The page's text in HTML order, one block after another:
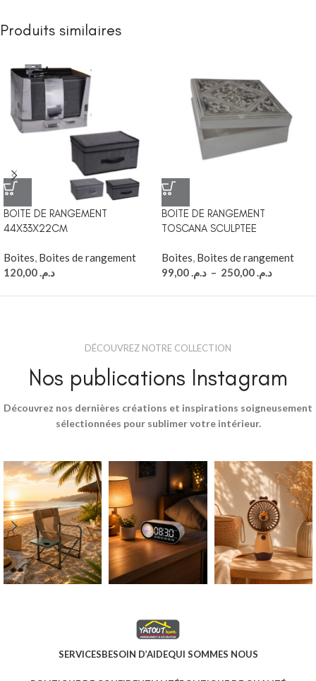
Produits similaires
BOITE DE RANGEMENT
44X33X22CM
Boites, Boites de rangement
د.م.
BOITE DE RANGEMENT
TOSCANA SCULPTEE
Boites, Boites de rangement
د.م. – د.م.
DÉCOUVREZ NOTRE COLLECTION
Nos publications Instagram
Découvrez nos dernières créations et inspirations soigneusement
sélectionnées pour sublimer votre intérieur.
SERVICESBESOIN D’AIDEQUI SOMMES NOUS